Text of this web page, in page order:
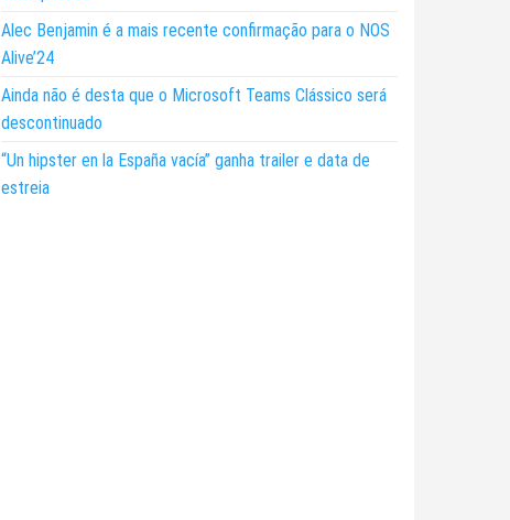
Alec Benjamin é a mais recente confirmação para o NOS
Alive’24
Ainda não é desta que o Microsoft Teams Clássico será
descontinuado
“Un hipster en la España vacía” ganha trailer e data de
estreia